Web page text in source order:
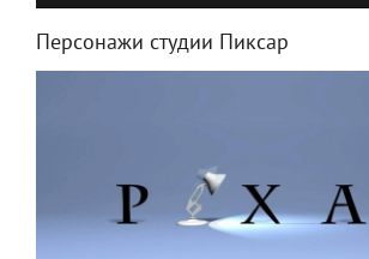
Персонажи студии Пиксар